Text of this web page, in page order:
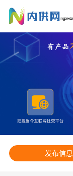
发布信息